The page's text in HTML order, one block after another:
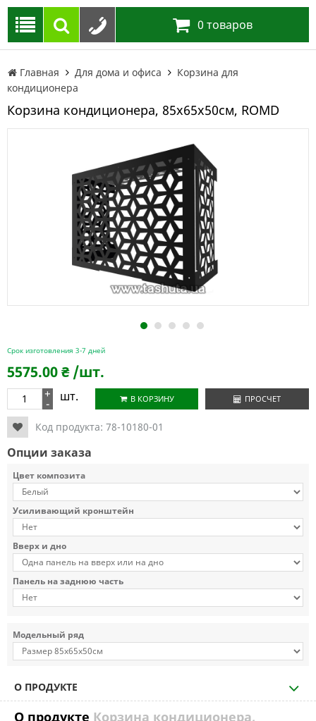
0 товаров
Главная Для дома и офиса
Корзина для
кондиционера
Корзина кондиционера, 85х65х50см, ROMD
1 2 3 4 5
Срок изготовления 3-7 дней
5575.00₴ /шт.
+
- шт. В КОРЗИНУ ПРОСЧЕТ
Код продукта: 78-10180-01
Опции заказа
Цвет композита
Усиливающий кронштейн
Вверх и дно
Панель на заднюю часть
Модельный ряд
О ПРОДУКТЕ
О продукте Корзина кондиционера,